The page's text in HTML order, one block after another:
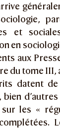
et
en
aux
du tome
datent
bien
sur les «